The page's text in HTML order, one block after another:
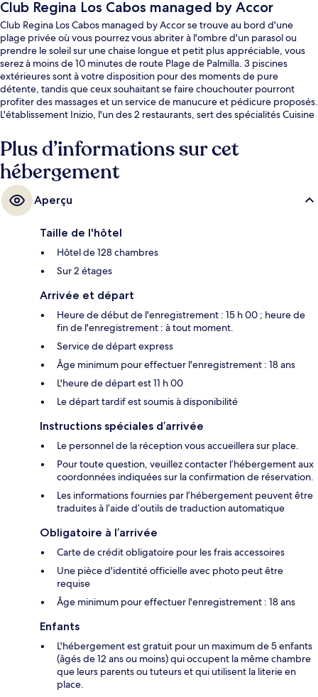
Club Regina Los Cabos managed by Accor
Club Regina Los Cabos managed by Accor se trouve au bord d'une
plage privée où vous pourrez vous abriter à l'ombre d'un parasol ou
prendre le soleil sur une chaise longue et petit plus appréciable, vous
serez à moins de 10 minutes de route Plage de Palmilla. 3 piscines
extérieures sont à votre disposition pour des moments de pure
détente, tandis que ceux souhaitant se faire chouchouter pourront
profiter des massages et un service de manucure et pédicure proposés.
L'établissement Inizio, l'un des 2 restaurants, sert des spécialités Cuisine
Parmi les autres petits avantages de cet hébergement figurent 2 bars
en bord de piscine, une salle de fitness et un snack-bar/une épicerie
fine. Les autres voyageurs adorent la piscine rafraîchissante et le
personnel attentionné.
Plus d’informations sur cet
hébergement
Aperçu
Taille de l'hôtel
Hôtel de 128 chambres
Sur 2 étages
Arrivée et départ
Heure de début de l'enregistrement : 15 h 00 ; heure de
fin de l'enregistrement : à tout moment.
Service de départ express
Âge minimum pour effectuer l'enregistrement : 18 ans
L'heure de départ est 11 h 00
Le départ tardif est soumis à disponibilité
Instructions spéciales d’arrivée
Le personnel de la réception vous accueillera sur place.
Pour toute question, veuillez contacter l’hébergement aux
coordonnées indiquées sur la confirmation de réservation.
Les informations fournies par l’hébergement peuvent être
traduites à l’aide d’outils de traduction automatique
Obligatoire à l’arrivée
Carte de crédit obligatoire pour les frais accessoires
Une pièce d'identité officielle avec photo peut être
requise
Âge minimum pour effectuer l'enregistrement : 18 ans
Enfants
L'hébergement est gratuit pour un maximum de 5 enfants
(âgés de 12 ans ou moins) qui occupent la même chambre
que leurs parents ou tuteurs et qui utilisent la literie en
place.